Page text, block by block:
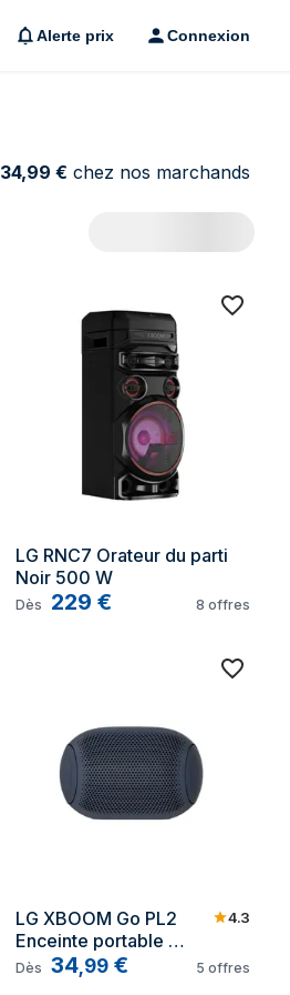
Alerte prix Connexion
34,99 € chez nos marchands
LG RNC7 Orateur du parti
Noir 500 W
Dès 229 € 8 offres
LG XBOOM Go PL2
Enceinte portable
mono Bleu 5 W
4.3
Dès 34,99 € 5 offres